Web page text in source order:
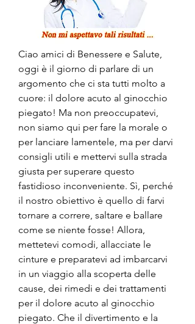
Ciao amici di Benessere e Salute,
oggi è il giorno di parlare di un
argomento che ci sta tutti molto a
cuore: il dolore acuto al ginocchio
piegato! Ma non preoccupatevi,
non siamo qui per fare la morale o
per lanciare lamentele, ma per darvi
consigli utili e mettervi sulla strada
giusta per superare questo
fastidioso inconveniente. Sì, perché
il nostro obiettivo è quello di farvi
tornare a correre, saltare e ballare
come se niente fosse! Allora,
mettetevi comodi, allacciate le
cinture e preparatevi ad imbarcarvi
in un viaggio alla scoperta delle
cause, dei rimedi e dei trattamenti
per il dolore acuto al ginocchio
piegato. Che il divertimento e la